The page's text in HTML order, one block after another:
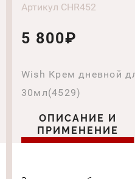
Артикул CHR452
5 800₽
Wish Крем дневной
30мл(4529)
ОПИСАНИЕ И
ПРИМЕНЕНИЕ